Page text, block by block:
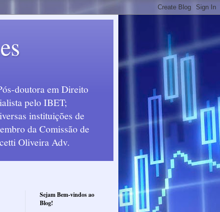
doutora em Direito
pelo IBET;
instituições de
da Comissão de
Oliveira Adv.
Sejam Bem-vindos ao
Blog!